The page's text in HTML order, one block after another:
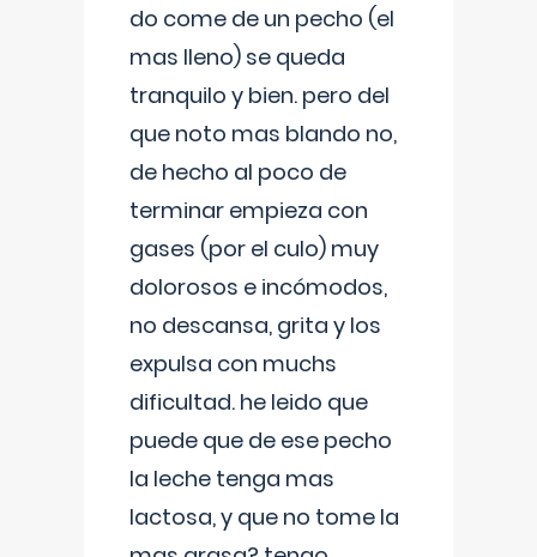
do come de un pecho (el
mas lleno) se queda
tranquilo y bien. pero del
que noto mas blando no,
de hecho al poco de
terminar empieza con
gases (por el culo) muy
dolorosos e incómodos,
no descansa, grita y los
expulsa con muchs
dificultad. he leido que
puede que de ese pecho
la leche tenga mas
lactosa, y que no tome la